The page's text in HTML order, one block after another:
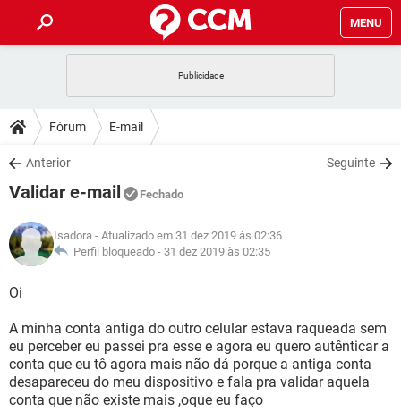
MENU
CELULAR
OUTLOOK
INSTAGRAM
GUIA DE COMPRAS
DICAS
JOGOS
INSTAGRAM GMAIL
GUIA DE COMPRAS
DOWNLOADS
JOGOS
CELULAR
OUTLOOK EXCEL
INSTAGRAM
JOGOS WHATSAPP
CELULAR
OUTLOOK
INSTAGRAM GMAIL
GUIA DE COMPRAS
GLOSSÁRIO
JOGOS
OUTLOOK EXCEL
INSTAGRAM GMAIL
GUIA DE COMPRAS
Fórum E-mail
Anterior Seguinte
Validar e-mail Fechado
Isadora - Atualizado em 31 dez 2019 às 02:36
Perfil bloqueado - 31 dez 2019 às 02:35
Oi
A minha conta antiga do outro celular estava raqueada sem
eu perceber eu passei pra esse e agora eu quero autênticar a
conta que eu tô agora mais não dá porque a antiga conta
desapareceu do meu dispositivo e fala pra validar aquela
conta que não existe mais ,oque eu faço